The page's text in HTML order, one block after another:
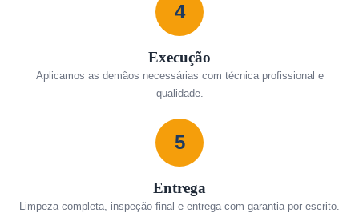
4
Execução
Aplicamos as demãos necessárias com técnica profissional e
qualidade.
5
Entrega
Limpeza completa, inspeção final e entrega com garantia por escrito.